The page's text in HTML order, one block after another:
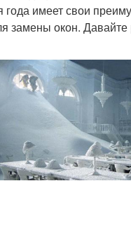
имеет свои
замены окон.